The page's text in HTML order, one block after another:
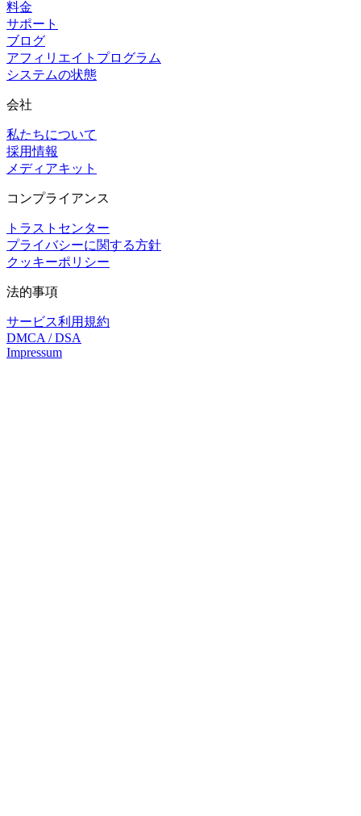
料金
サポート
ブログ
アフィリエイトプログラム
システムの状態
会社
私たちについて
採用情報
メディアキット
コンプライアンス
トラストセンター
プライバシーに関する方針
クッキーポリシー
法的事項
サービス利用規約
DMCA / DSA
Impressum